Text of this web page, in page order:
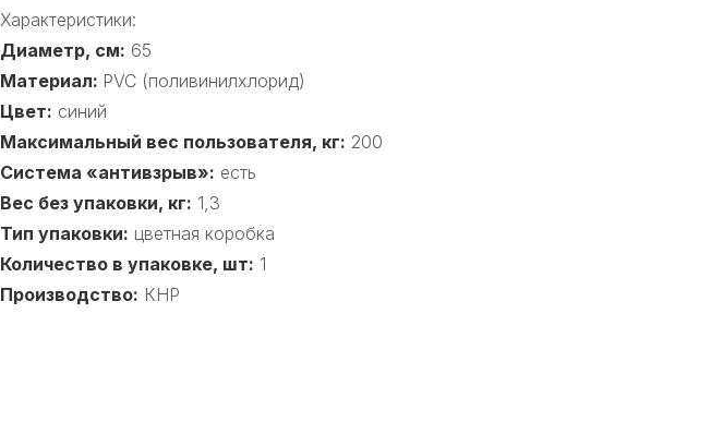
Характеристики:
Диаметр, см: 65
Материал: PVC (поливинилхлорид)
Цвет: синий
Максимальный вес пользователя, кг: 200
Система «антивзрыв»: есть
Вес без упаковки, кг: 1,3
Тип упаковки: цветная коробка
Количество в упаковке, шт: 1
Производство: КНР